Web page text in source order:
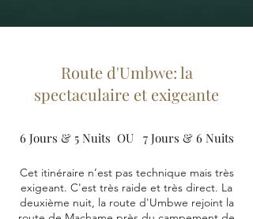
Route d'Umbwe: la
spectaculaire et exigeante
6 Jours & 5 Nuits OU7 Jours & 6 Nuits
Cet itinéraire n’est pas technique mais très
exigeant. C'est très raide et très direct. La
deuxième nuit, la route d'Umbwe rejoint la